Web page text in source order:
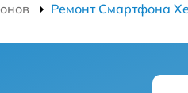
Ремонт Смартфона